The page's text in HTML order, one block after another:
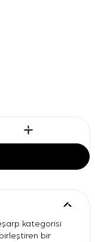
kategorisi
bir